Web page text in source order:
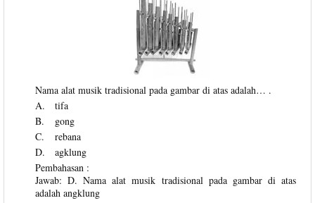
Nama alat musik tradisional pada gambar di atas adalah… .
A.
tifa
B.
gong
C.
rebana
D.
agklung
Pembahasan :
Jawab: D. Nama alat musik tradisional pada gambar di atas
adalah angklung